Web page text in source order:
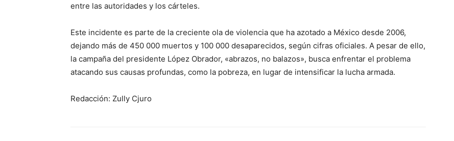
entre las autoridades y los cárteles.
Este incidente es parte de la creciente ola de violencia que ha azotado a México desde 2006,
dejando más de 450 000 muertos y 100 000 desaparecidos, según cifras oficiales. A pesar de ello,
la campaña del presidente López Obrador, «abrazos, no balazos», busca enfrentar el problema
atacando sus causas profundas, como la pobreza, en lugar de intensificar la lucha armada.
Redacción: Zully Cjuro